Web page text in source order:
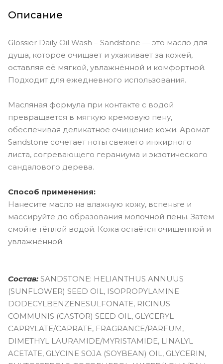
Описание
Glossier Daily Oil Wash – Sandstone — это масло для
душа, которое очищает и ухаживает за кожей,
оставляя её мягкой, увлажнённой и комфортной.
Подходит для ежедневного использования.
Масляная формула при контакте с водой
превращается в мягкую кремовую пену,
обеспечивая деликатное очищение кожи. Аромат
Sandstone сочетает ноты свежего инжирного
листа, согревающего гераниума и экзотического
сандалового дерева.
Способ применения:
Нанесите масло на влажную кожу, вспеньте и
массируйте до образования молочной пены. Затем
смойте тёплой водой. Кожа остаётся очищенной и
увлажнённой.
Состав: SANDSTONE: HELIANTHUS ANNUUS
(SUNFLOWER) SEED OIL, ISOPROPYLAMINE
DODECYLBENZENESULFONATE, RICINUS
COMMUNIS (CASTOR) SEED OIL, GLYCERYL
CAPRYLATE/CAPRATE, FRAGRANCE/PARFUM,
DIMETHYL LAURAMIDE/MYRISTAMIDE, LINALYL
ACETATE, GLYCINE SOJA (SOYBEAN) OIL, GLYCERIN,